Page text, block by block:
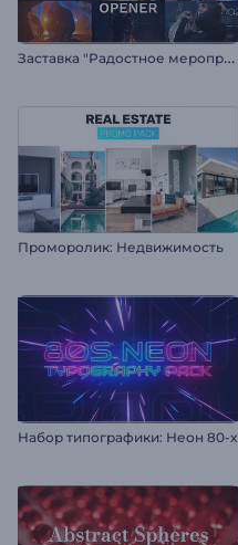
З
аставка "Радостное мероприятие"
Проморолик: Недвижимость
Набор типографики: Неон 80-х